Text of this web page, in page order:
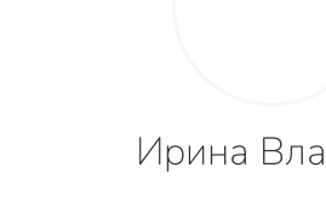
Ирина